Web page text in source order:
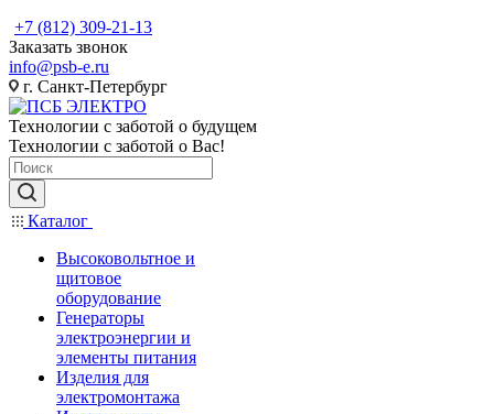
+7 (812) 309-21-13
Заказать звонок
info@psb-e.ru
г. Санкт-Петербург
Технологии с заботой о будущем
Технологии с заботой о Вас!
Каталог
Высоковольтное и
щитовое
оборудование
Генераторы
электроэнергии и
элементы питания
Изделия для
электромонтажа